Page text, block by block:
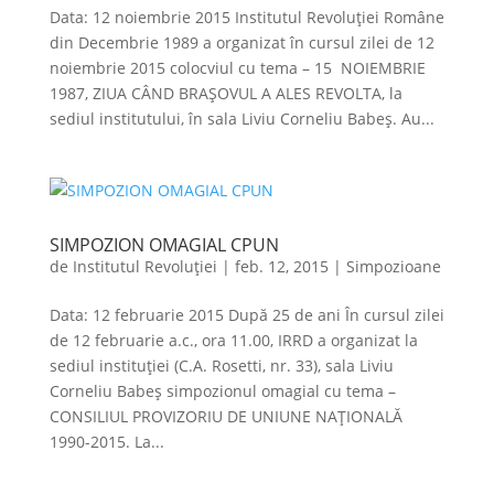
Data: 12 noiembrie 2015 Institutul Revoluției Române
din Decembrie 1989 a organizat în cursul zilei de 12
noiembrie 2015 colocviul cu tema – 15 NOIEMBRIE
1987, ZIUA CÂND BRAȘOVUL A ALES REVOLTA, la
sediul institutului, în sala Liviu Corneliu Babeș. Au...
SIMPOZION OMAGIAL CPUN
de Institutul Revoluției | feb. 12, 2015 | Simpozioane
Data: 12 februarie 2015 După 25 de ani În cursul zilei
de 12 februarie a.c., ora 11.00, IRRD a organizat la
sediul instituţiei (C.A. Rosetti, nr. 33), sala Liviu
Corneliu Babeş simpozionul omagial cu tema –
CONSILIUL PROVIZORIU DE UNIUNE NAȚIONALĂ
1990-2015. La...